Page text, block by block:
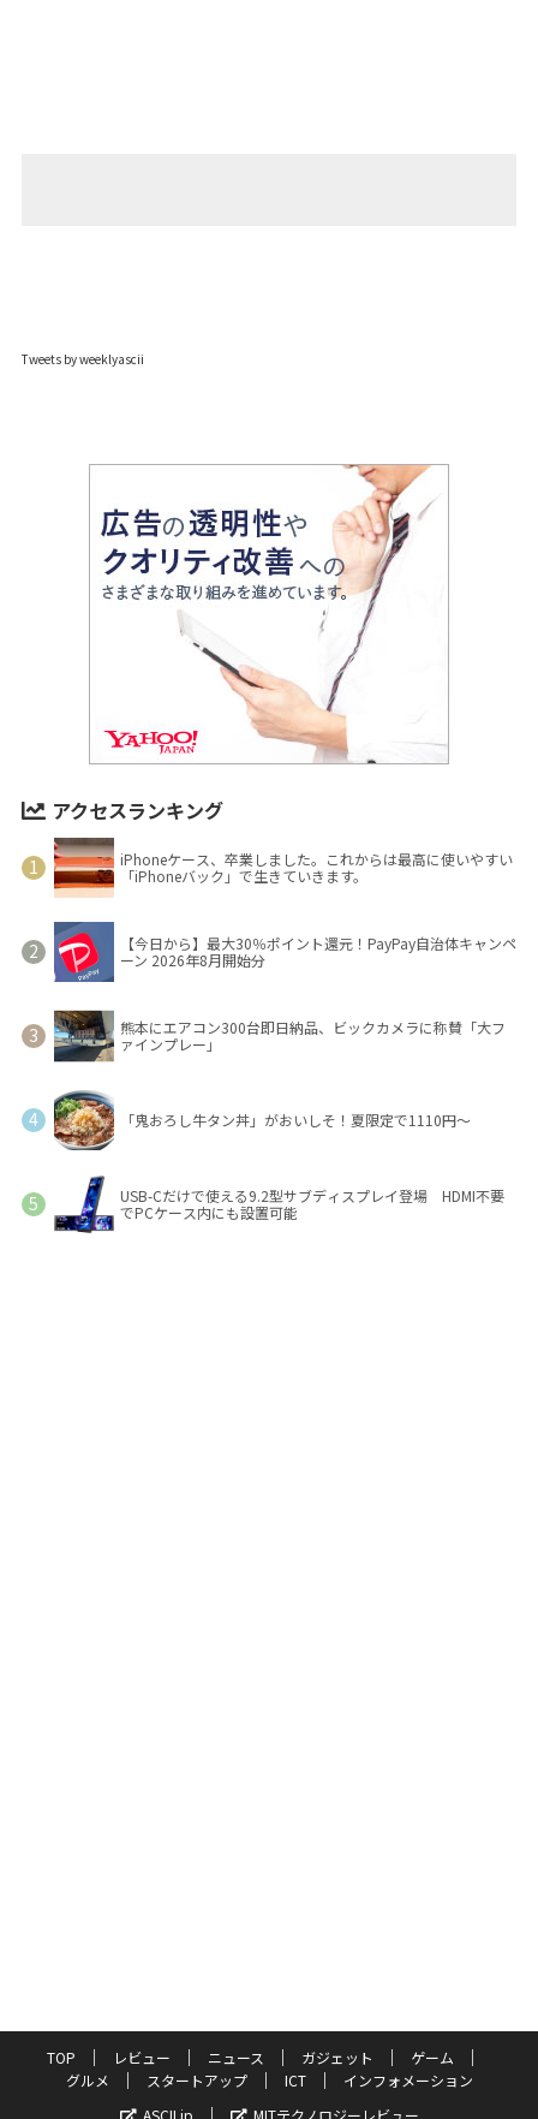
Tweets by weeklyascii
アクセスランキング
iPhoneケース、卒業しました。これからは最高に使いやすい
「iPhoneバック」で生きていきます。
【今日から】最大30％ポイント還元！PayPay自治体キャンペ
ーン 2026年8月開始分
熊本にエアコン300台即日納品、ビックカメラに称賛「大フ
ァインプレー」
「鬼おろし牛タン丼」がおいしそ！夏限定で1110円～
USB-Cだけで使える9.2型サブディスプレイ登場 HDMI不要
でPCケース内にも設置可能
TOP レビュー ニュース ガジェット
ゲーム
グルメ
スタートアップ ICT
インフォメーション
ASCII.jp
MITテクノロジーレビュー